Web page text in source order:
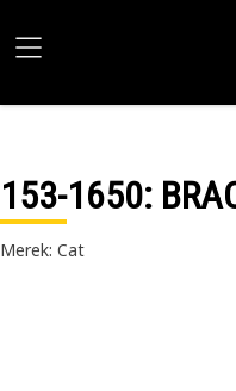
153-1650:
Merek: Cat